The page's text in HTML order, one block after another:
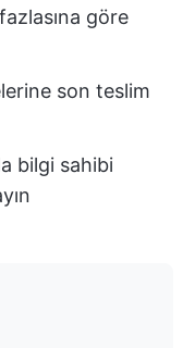
göre
son teslim
bilgi sahibi